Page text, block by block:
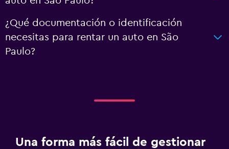
¿Qué documentación o identificación
necesitas para rentar un auto en São
Paulo?
Una forma más fácil de gestionar